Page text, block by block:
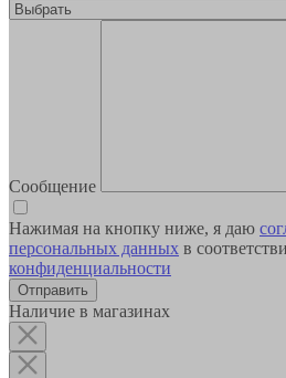
Сообщение
Нажимая на кнопку ниже, я даю
персональных данных в
конфиденциальности
Наличие в магазинах